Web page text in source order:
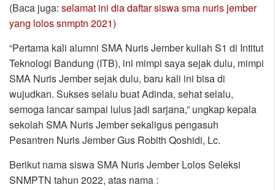
(Baca juga: selamat ini dia daftar siswa sma nuris jember
yang lolos snmptn 2021)
“Pertama kali alumni SMA Nuris Jember kuliah S1 di Intitut
Teknologi Bandung (ITB), ini mimpi saya sejak dulu, mimpi
SMA Nuris Jember sejak dulu, baru kali ini bisa di
wujudkan. Sukses selalu buat Adinda, sehat selalu,
semoga lancar sampai lulus jadi sarjana,” ungkap kepala
sekolah SMA Nuris Jember sekaligus pengasuh
Pesantren Nuris Jember Gus Robith Qoshidi, Lc.
Berikut nama siswa SMA Nuris Jember Lolos Seleksi
SNMPTN tahun 2022, atas nama :